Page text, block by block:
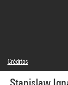
Créditos
Domaine public
Créditos fotográficos :